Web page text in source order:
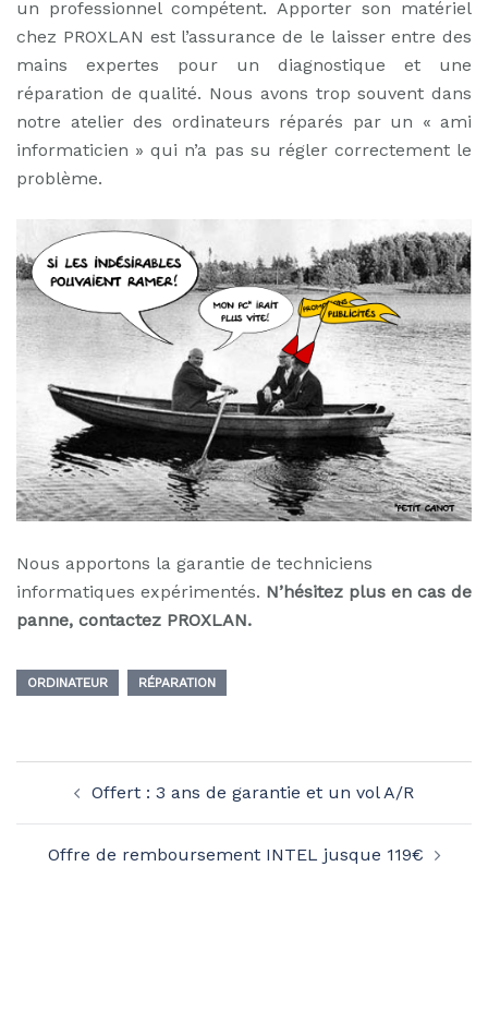
un professionnel compétent. Apporter son matériel
chez PROXLAN est l’assurance de le laisser entre des
mains expertes pour un diagnostique et une
réparation de qualité. Nous avons trop souvent dans
notre atelier des ordinateurs réparés par un « ami
informaticien » qui n’a pas su régler correctement le
problème.
Nous apportons la garantie de techniciens
informatiques expérimentés. N’hésitez plus en cas de
panne, contactez PROXLAN.
ORDINATEUR RÉPARATION
Navigation
d’article
Offert : 3 ans de garantie et un vol A/R
Offre de remboursement INTEL jusque 119€